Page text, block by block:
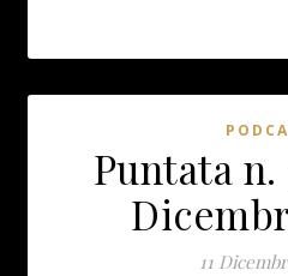
Puntata n.
11